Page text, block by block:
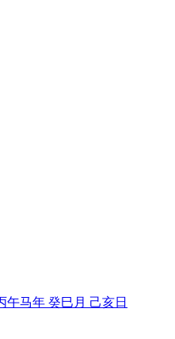
午马年 癸巳月 己亥日